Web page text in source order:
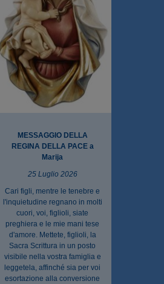
MESSAGGIO DELLA
REGINA DELLA PACE a
Marija
25 Luglio 2026
Cari figli, mentre le tenebre e
l'inquietudine regnano in molti
cuori, voi, figlioli, siate
preghiera e le mie mani tese
d'amore. Mettete, figlioli, la
Sacra Scrittura in un posto
visibile nella vostra famiglia e
leggetela, affinché sia per voi
esortazione alla conversione